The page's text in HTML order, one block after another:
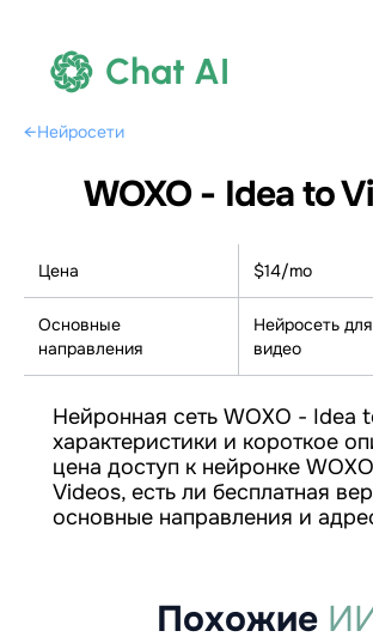
Chat AI
←Нейросети
WOXO - Idea to
Цена $14/mo
Основные
направления
Нейросеть
видео
Нейронная сеть WOXO - Idea
характеристики и короткое
цена доступ к нейронке
Videos, есть ли бесплатная
основные направления и
Похожие